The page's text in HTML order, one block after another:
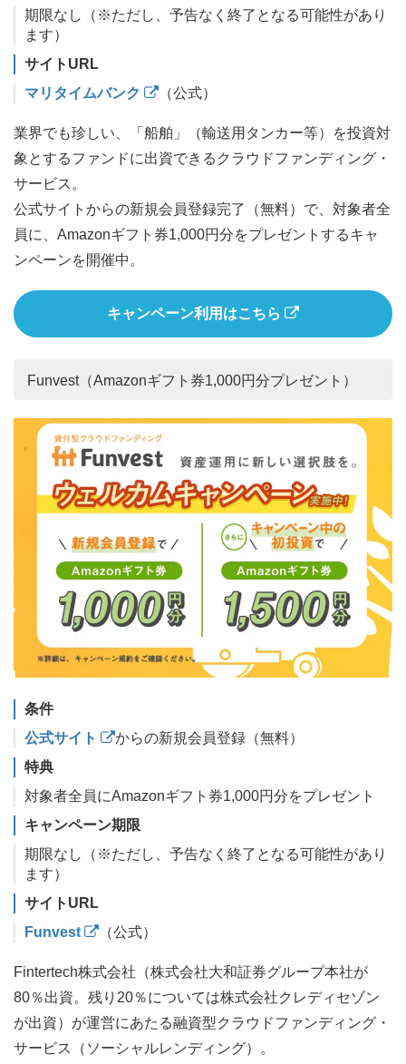
期限なし（※ただし、予告なく終了となる可能性があり
ます）
サイトURL
マリタイムバンク
（公式）
業界でも珍しい、「船舶」（輸送用タンカー等）を投資対
象とするファンドに出資できるクラウドファンディング・
サービス。
公式サイトからの新規会員登録完了（無料）で、対象者全
員に、Amazonギフト券1,000円分をプレゼントするキャ
ンペーンを開催中。
キャンペーン利用はこちら
Funvest（Amazonギフト券1,000円分プレゼント）
条件
公式サイト
からの新規会員登録（無料）
特典
対象者全員にAmazonギフト券1,000円分をプレゼント
キャンペーン期限
期限なし（※ただし、予告なく終了となる可能性があり
ます）
サイトURL
Funvest
（公式）
Fintertech株式会社（株式会社大和証券グループ本社が
80％出資。残り20％については株式会社クレディセゾン
が出資）が運営にあたる融資型クラウドファンディング・
サービス（ソーシャルレンディング）。